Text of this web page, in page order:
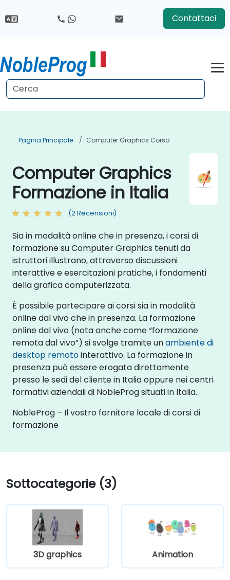
Contattaci
Pagina Principale Computer Graphics Corso
Computer Graphics
Formazione in Italia
(2 Recensioni)
Sia in modalità online che in presenza, i corsi di
formazione su Computer Graphics tenuti da
istruttori illustrano, attraverso discussioni
interattive e esercitazioni pratiche, i fondamenti
della grafica computerizzata.
È possibile partecipare ai corsi sia in modalità
online dal vivo che in presenza. La formazione
online dal vivo (nota anche come “formazione
remota dal vivo”) si svolge tramite unambiente di
desktop remotointerattivo. La formazione in
presenza può essere erogata direttamente
presso le sedi del cliente in Italia oppure nei centri
formativi aziendali di NobleProg situati in Italia.
NobleProg – Il vostro fornitore locale di corsi di
formazione
Sottocategorie (3)
3D graphics Animation